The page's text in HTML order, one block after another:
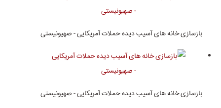
بازسازی خانه های آسیب دیده حملات آمریکایی - صهیونیستی
بازسازی خانه های آسیب دیده حملات آمریکایی - صهیونیستی